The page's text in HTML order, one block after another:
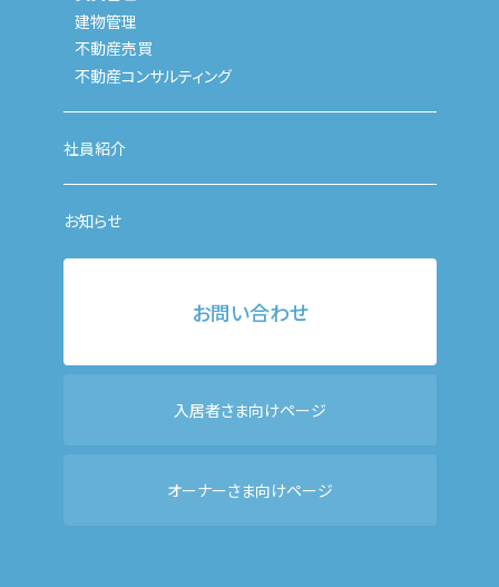
建物管理
不動産売買
不動産コンサルティング
社員紹介
お知らせ
お問い合わせ
入居者さま向けページ
オーナーさま向けページ